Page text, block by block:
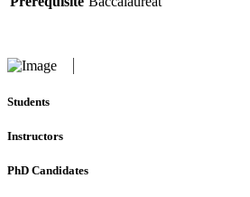
Students
Instructors
PhD Candidates